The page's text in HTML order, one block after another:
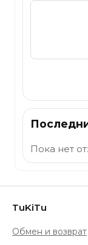
Пока нет
TuKiTu
Обмен и возврат